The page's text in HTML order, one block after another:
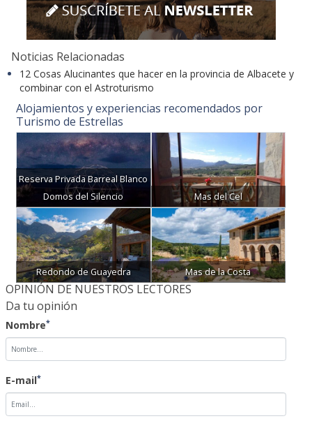
Noticias Relacionadas
12 Cosas Alucinantes que hacer en la provincia de Albacete y
combinar con el Astroturismo
Alojamientos y experiencias recomendados por
Turismo de Estrellas
Reserva Privada Barreal Blanco
Domos del Silencio
Mas del Cel
Redondo de Guayedra Mas de la Costa
OPINIÓN DE NUESTROS LECTORES
Da tu opinión
Nombre*
E-mail*